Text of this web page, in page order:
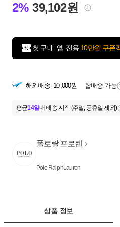
2% 39,102원
첫 구매, 앱 전용 10만원 쿠폰
해외배송 10,000원 합배송 가능
평균14일내 배송 시작 (주말, 공휴일 제외)
폴로랄프로렌
Polo RalphLauren
상품 정보